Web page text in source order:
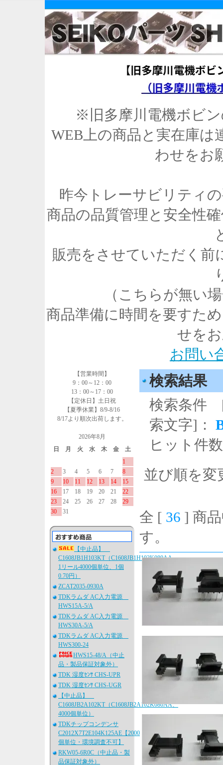
※旧多摩川電機ボビ
WEB上の商品と実在庫
わせをお
昨今トレーサビリティ
商品の品質管理と安全性
販売をさせていただく前
（こちらが無い
商品準備に時間を要すた
せを
お問い
【営業時間】
9：00～12：00
13：00～17：00
【定休日】土日祝
【夏季休業】8/9-8/16
8/17より順次出荷します。
2026年8月
日
月 火 水 木 金
土
1
2
3 4 5 6 7
8
9
10 11 12 13 14
15
16
17 18 19 20 21
22
23
24 25 26 27 28
29
30
31
【中止品】
C1608JB1H103KT（C1608JB1H103K080AA、
1リール4000個単位、1個
0.70円）
ZCAT2035-0930A
TDKラムダ AC入力電源
HWS15A-5/A
TDKラムダ AC入力電源
HWS30A-5/A
TDKラムダ AC入力電源
HWS300-24
HWS15-48/A（中止
品・製品保証対象外）
TDK 湿度ｾﾝｻ CHS-UPR
TDK 湿度ｾﾝｻ CHS-UGR
【中止品】
C1608JB2A102KT（C1608JB2A102K080AA、
4000個単位）
TDKチップコンデンサ
C2012X7T2E104K125AE【2000
個単位・環境調査不可】
RKW05-6R0C（中止品・製
品保証対象外）
検索結果
検索条件
索文字]：
ヒット件
並び順を変
全 [ 36 ] 商
す。